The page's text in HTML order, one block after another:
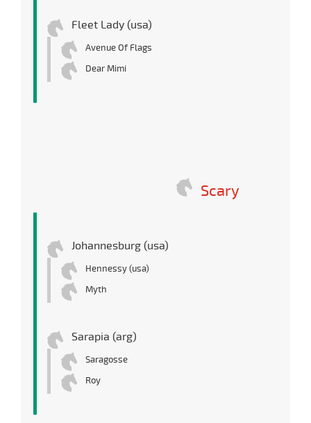
Fleet Lady (usa)
Avenue Of Flags
Dear Mimi
Scary
Johannesburg (usa)
Hennessy (usa)
Myth
Sarapia (arg)
Saragosse
Roy